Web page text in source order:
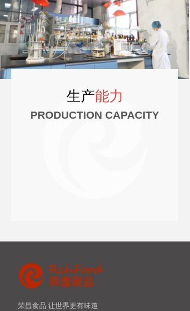
PRODUCTION CAPACITY
生产能力
荣昌食品 让世界更有味道